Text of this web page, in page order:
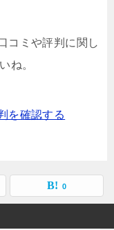
コミや評判に関し
ね。
を確認する
0